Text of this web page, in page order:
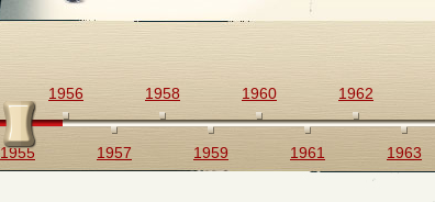
1955
1956
1957
1958
1959
1960
1961
1962
1963